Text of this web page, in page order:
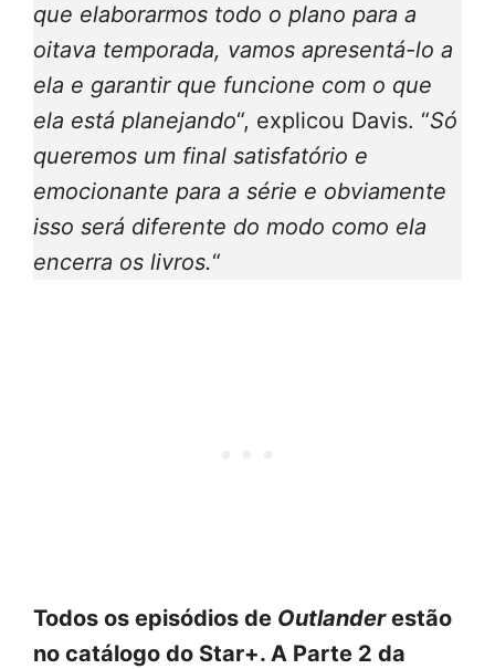
que elaborarmos todo o plano para a
oitava temporada, vamos apresentá-lo a
ela e garantir que funcione com o que
ela está planejando“, explicou Davis. “Só
queremos um final satisfatório e
emocionante para a série e obviamente
isso será diferente do modo como ela
encerra os livros.“
Todos os episódios de Outlanderestão
no catálogo do Star+. A Parte 2 da